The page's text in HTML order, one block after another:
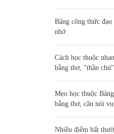
Bảng công thức đạo
nhớ
Cách học thuộc
bằng thơ, "thần chú"
Mẹo học thuộc
bằng thơ, câu nói
Nhiều điểm bất